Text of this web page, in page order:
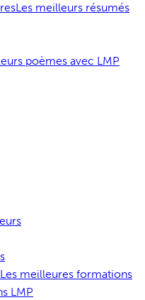
Les meilleurs résumés
poèmes avec LMP
Les meilleures formations
LMP